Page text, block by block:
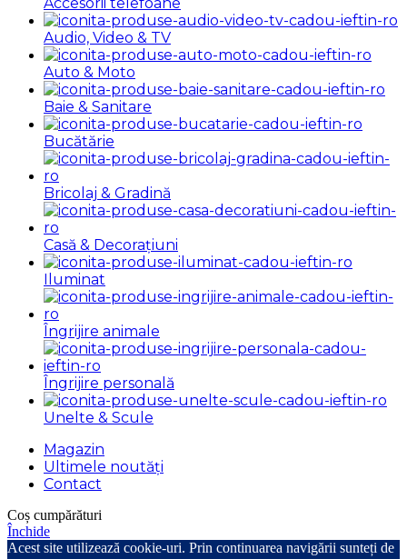
Audio, Video & TV
Auto & Moto
Baie & Sanitare
Bucătărie
Bricolaj & Gradină
Casă & Decorațiuni
Iluminat
Îngrijire animale
Îngrijire personală
Unelte & Scule
Magazin
Ultimele noutăți
Contact
Coș cumpărături
Închide
Acest site utilizează cookie-uri. Prin continuarea navigării sunteți de